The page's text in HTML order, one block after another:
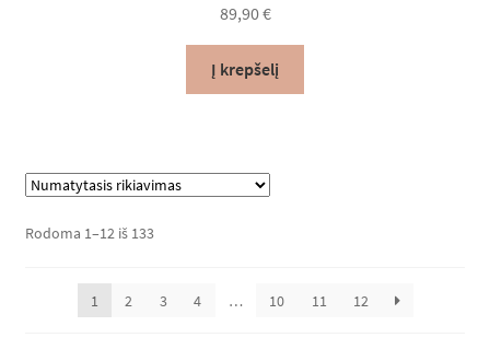
89,90€
Į krepšelį
Rodoma 1–12 iš 133
1 2 3 4 … 10 11 12